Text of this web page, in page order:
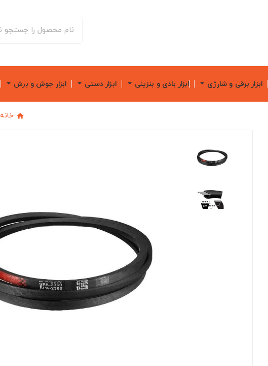
ابزار برقی و شارژی ابزار بادی و بنزینی ابزار دستی ابزار جوش و برش
خانه